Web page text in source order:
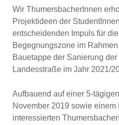
Wir ThumersbacherInnen
Projektideen der
entscheidenden Impuls für
Begegnungszone im
Bauetappe der Sanierung
Landesstraße im Jahr 2021/
Aufbauend auf einer 5-
November 2019 sowie
interessierten